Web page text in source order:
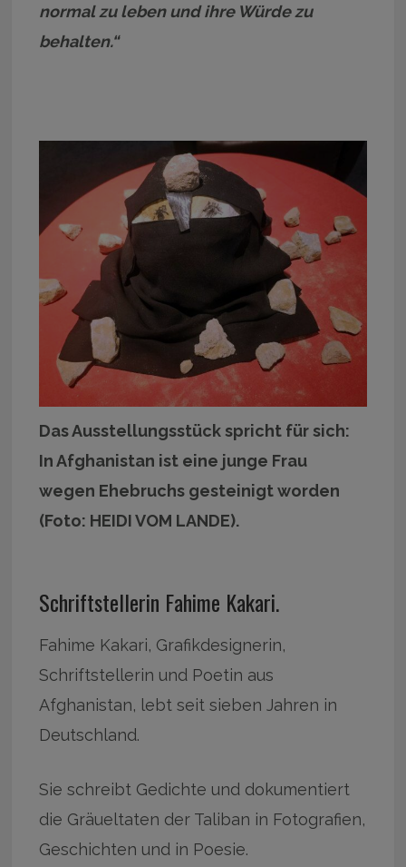
normal zu leben und ihre Würde zu
behalten.“
Das Ausstellungsstück spricht für sich:
In Afghanistan ist eine junge Frau
wegen Ehebruchs gesteinigt worden
(Foto: HEIDI VOM LANDE).
Schriftstellerin Fahime Kakari.
Fahime Kakari, Grafikdesignerin,
Schriftstellerin und Poetin aus
Afghanistan, lebt seit sieben Jahren in
Deutschland.
Sie schreibt Gedichte und dokumentiert
die Gräueltaten der Taliban in Fotografien,
Geschichten und in Poesie.